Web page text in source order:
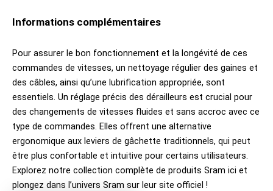
Informations complémentaires
Pour assurer le bon fonctionnement et la longévité de ces
commandes de vitesses, un nettoyage régulier des gaines et
des câbles, ainsi qu’une lubrification appropriée, sont
essentiels. Un réglage précis des dérailleurs est crucial pour
des changements de vitesses fluides et sans accroc avec ce
type de commandes. Elles offrent une alternative
ergonomique aux leviers de gâchette traditionnels, qui peut
être plus confortable et intuitive pour certains utilisateurs.
Explorez notre collection complète de produits Sram ici et
plongez dans l’univers Sram sur leur site officiel !